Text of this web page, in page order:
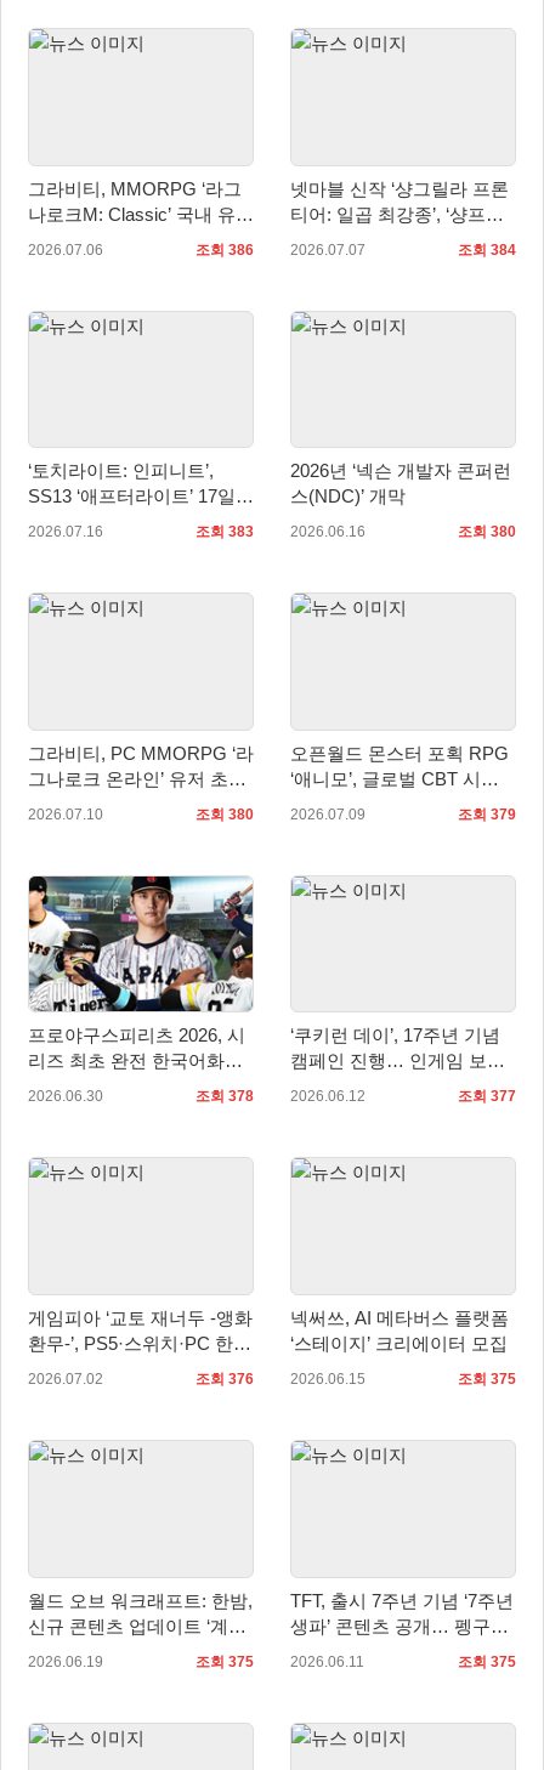
그라비티, MMORPG ‘라그
나로크M: Classic’ 국내 유저
간담회 ‘Fun & Fan Day’ 개
2026.07.06 조회 386
넷마블 신작 ‘샹그릴라 프론
티어: 일곱 최강종’, ‘샹프로
의 날’ 기념 특별 방송서 신
2026.07.07 조회 384
‘토치라이트: 인피니트’,
SS13 ‘애프터라이트’ 17일
업데이트
2026.07.16 조회 383
2026년 ‘넥슨 개발자 콘퍼런
스(NDC)’ 개막
2026.06.16 조회 380
그라비티, PC MMORPG ‘라
그나로크 온라인’ 유저 초청
토론회 개최!
2026.07.10 조회 380
오픈월드 몬스터 포획 RPG
‘애니모’, 글로벌 CBT 시
작… 판타지 생태계 직접 만
2026.07.09 조회 379
프로야구스피리츠 2026, 시
리즈 최초 완전 한국어화…
7월 16일 발매
2026.06.30 조회 378
‘쿠키런 데이’, 17주년 기념
캠페인 진행… 인게임 보상
과 경품 이벤트 제공
2026.06.12 조회 377
게임피아 ‘교토 재너두 -앵화
환무-’, PS5·스위치·PC 한국
어판 예약판매… 7월 16일
2026.07.02 조회 376
넥써쓰, AI 메타버스 플랫폼
‘스테이지’ 크리에이터 모집
2026.06.15 조회 375
월드 오브 워크래프트: 한밤,
신규 콘텐츠 업데이트 ‘계시’
적용!
2026.06.19 조회 375
TFT, 출시 7주년 기념 ‘7주년
생파’ 콘텐츠 공개… 펭구의
파티 돌아온다
2026.06.11 조회 375